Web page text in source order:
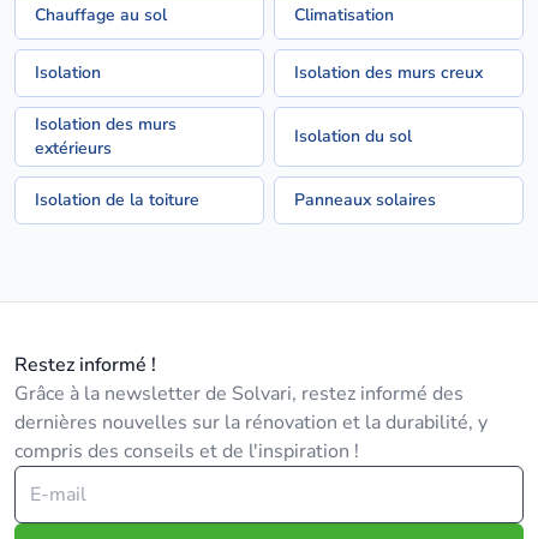
Chauffage au sol Climatisation
Isolation Isolation des murs creux
Isolation des murs
extérieurs
Isolation du sol
Isolation de la toiture Panneaux solaires
Restez informé !
Grâce à la newsletter de Solvari, restez informé des
dernières nouvelles sur la rénovation et la durabilité, y
compris des conseils et de l'inspiration !